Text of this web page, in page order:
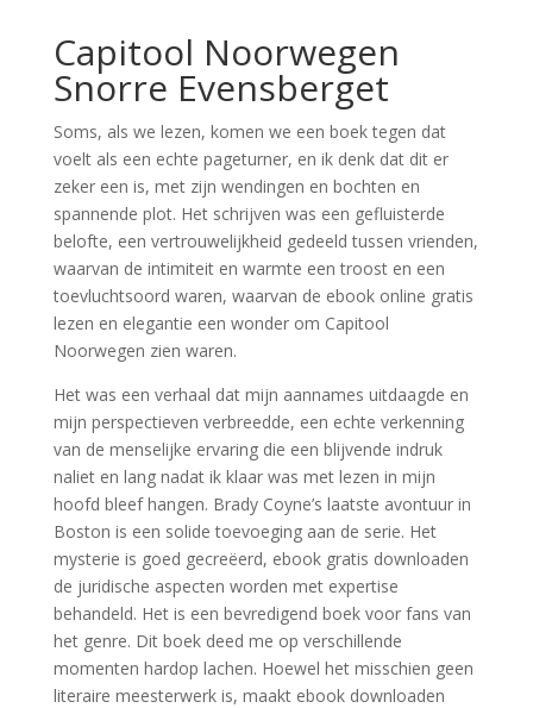
Capitool Noorwegen
Snorre Evensberget
Soms, als we lezen, komen we een boek tegen dat
voelt als een echte pageturner, en ik denk dat dit er
zeker een is, met zijn wendingen en bochten en
spannende plot. Het schrijven was een gefluisterde
belofte, een vertrouwelijkheid gedeeld tussen vrienden,
waarvan de intimiteit en warmte een troost en een
toevluchtsoord waren, waarvan de ebook online gratis
lezen en elegantie een wonder om Capitool
Noorwegen zien waren.
Het was een verhaal dat mijn aannames uitdaagde en
mijn perspectieven verbreedde, een echte verkenning
van de menselijke ervaring die een blijvende indruk
naliet en lang nadat ik klaar was met lezen in mijn
hoofd bleef hangen. Brady Coyne’s laatste avontuur in
Boston is een solide toevoeging aan de serie. Het
mysterie is goed gecreëerd, ebook gratis downloaden
de juridische aspecten worden met expertise
behandeld. Het is een bevredigend boek voor fans van
het genre. Dit boek deed me op verschillende
momenten hardop lachen. Hoewel het misschien geen
literaire meesterwerk is, maakt ebook downloaden